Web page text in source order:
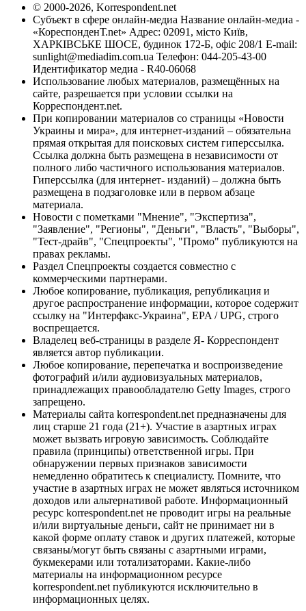
© 2000-2026, Korrespondent.net
Субъект в сфере онлайн-медиа Название онлайн-медиа -
«КореспонденТ.net» Адрес: 02091, місто Київ,
ХАРКІВСЬКЕ ШОСЕ, будинок 172-Б, офіс 208/1 E-mail:
sunlight@mediadim.com.ua Телефон: 044-205-43-00
Идентификатор медиа - R40-06068
Использование любых материалов, размещённых на
сайте, разрешается при условии ссылки на
Корреспондент.net.
При копировании материалов со страницы «Новости
Украины и мира», для интернет-изданий – обязательна
прямая открытая для поисковых систем гиперссылка.
Ссылка должна быть размещена в независимости от
полного либо частичного использования материалов.
Гиперссылка (для интернет- изданий) – должна быть
размещена в подзаголовке или в первом абзаце
материала.
Новости с пометками "Мнение", "Экспертиза",
"Заявление", "Регионы", "Деньги", "Власть", "Выборы",
"Тест-драйв", "Спецпроекты", "Промо" публикуются на
правах рекламы.
Раздел Спецпроекты создается совместно с
коммерческими партнерами.
Любое копирование, публикация, републикация и
другое распространение информации, которое содержит
ссылку на "Интерфакс-Украина", EPA / UPG, строго
воспрещается.
Владелец веб-страницы в разделе Я- Корреспондент
является автор публикации.
Любое копирование, перепечатка и воспроизведение
фотографий и/или аудиовизуальных материалов,
принадлежащих правообладателю Getty Images, строго
запрещено.
Материалы сайта korrespondent.net предназначены для
лиц старше 21 года (21+). Участие в азартных играх
может вызвать игровую зависимость. Соблюдайте
правила (принципы) ответственной игры. При
обнаружении первых признаков зависимости
немедленно обратитесь к специалисту. Помните, что
участие в азартных играх не может являться источником
доходов или альтернативой работе. Информационный
ресурс korrespondent.net не проводит игры на реальные
и/или виртуальные деньги, сайт не принимает ни в
какой форме оплату ставок и других платежей, которые
связаны/могут быть связаны с азартными играми,
букмекерами или тотализаторами. Какие-либо
материалы на информационном ресурсе
korrespondent.net публикуются исключительно в
информационных целях.